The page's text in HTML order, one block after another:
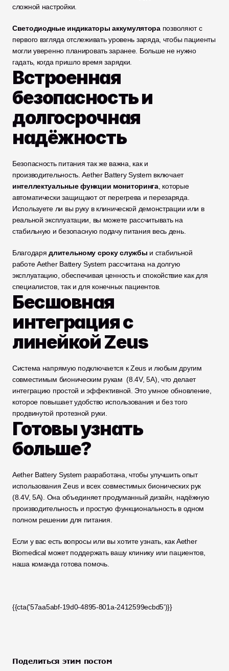
сложной настройки.
Светодиодные индикаторы аккумулятора позволяют с
первого взгляда отслеживать уровень заряда, чтобы пациенты
могли уверенно планировать заранее. Больше не нужно
гадать, когда пришло время зарядки.
Встроенная
безопасность и
долгосрочная
надёжность
Безопасность питания так же важна, как и
производительность. Aether Battery System включает
интеллектуальные функции мониторинга, которые
автоматически защищают от перегрева и перезаряда.
Используете ли вы руку в клинической демонстрации или в
реальной эксплуатации, вы можете рассчитывать на
стабильную и безопасную подачу питания весь день.
Благодаря длительному сроку службы и стабильной
работе Aether Battery System рассчитана на долгую
эксплуатацию, обеспечивая ценность и спокойствие как для
специалистов, так и для конечных пациентов.
Бесшовная
интеграция с
линейкой Zeus
Система напрямую подключается к Zeus и любым другим
совместимым бионическим рукам  (8.4V, 5A), что делает
интеграцию простой и эффективной. Это умное обновление,
которое повышает удобство использования и без того
продвинутой протезной руки.
Готовы узнать
больше?
Aether Battery System разработана, чтобы улучшить опыт
использования Zeus и всех совместимых бионических рук
(8.4V, 5A). Она объединяет продуманный дизайн, надёжную
производительность и простую функциональность в одном
полном решении для питания.
Если у вас есть вопросы или вы хотите узнать, как Aether
Biomedical может поддержать вашу клинику или пациентов,
наша команда готова помочь.
{{cta('57aa5abf-19d0-4895-801a-2412599ecbd5')}}
Поделиться этим постом